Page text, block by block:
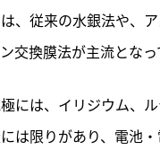
、従来の水銀法や、
交換膜法が主流となっ
には、イリジウム、
は限りがあり、電池